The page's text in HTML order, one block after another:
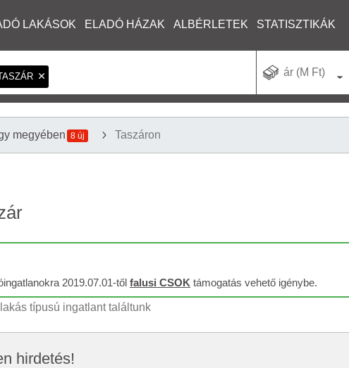
LAKÁSOK ELADÓ HÁZAK ALBÉRLETEK STATISZTIKÁK
ár (M Ft)
megyében 8 új Taszáron
2019.07.01-től falusi CSOK támogatás vehető igénybe.
típusú ingatlant találtunk
hirdetés!